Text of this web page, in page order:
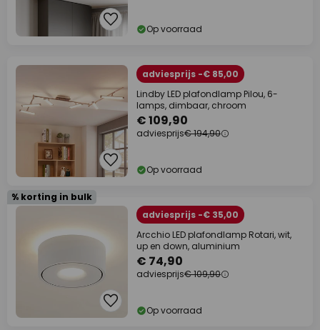
Op voorraad
adviesprijs -€ 85,00
Lindby LED plafondlamp Pilou, 6-
lamps, dimbaar, chroom
€ 109,90
adviesprijs€ 194,90
Op voorraad
% korting in bulk
adviesprijs -€ 35,00
Arcchio LED plafondlamp Rotari, wit,
up en down, aluminium
€ 74,90
adviesprijs€ 109,90
Op voorraad